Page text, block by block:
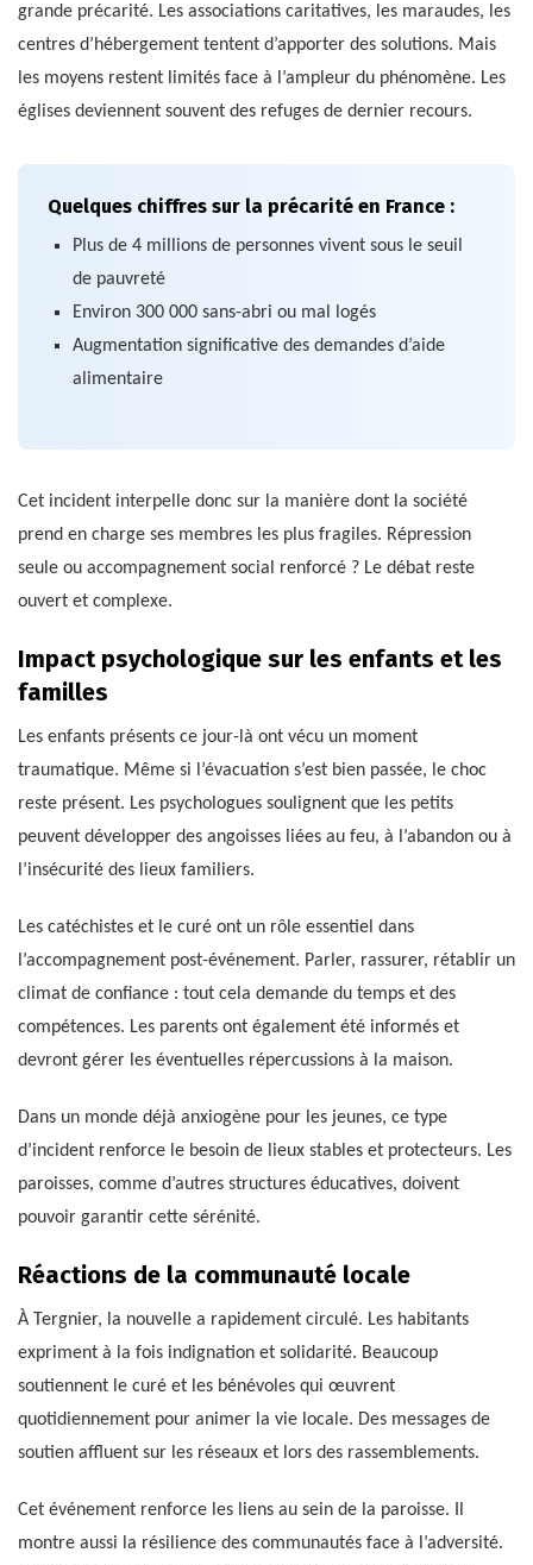
grande précarité. Les associations caritatives, les maraudes, les
centres d’hébergement tentent d’apporter des solutions. Mais
les moyens restent limités face à l’ampleur du phénomène. Les
églises deviennent souvent des refuges de dernier recours.
Quelques chiffres sur la précarité en France :
Plus de 4 millions de personnes vivent sous le seuil
de pauvreté
Environ 300 000 sans-abri ou mal logés
Augmentation significative des demandes d’aide
alimentaire
Cet incident interpelle donc sur la manière dont la société
prend en charge ses membres les plus fragiles. Répression
seule ou accompagnement social renforcé ? Le débat reste
ouvert et complexe.
Impact psychologique sur les enfants et les
familles
Les enfants présents ce jour-là ont vécu un moment
traumatique. Même si l’évacuation s’est bien passée, le choc
reste présent. Les psychologues soulignent que les petits
peuvent développer des angoisses liées au feu, à l’abandon ou à
l’insécurité des lieux familiers.
Les catéchistes et le curé ont un rôle essentiel dans
l’accompagnement post-événement. Parler, rassurer, rétablir un
climat de confiance : tout cela demande du temps et des
compétences. Les parents ont également été informés et
devront gérer les éventuelles répercussions à la maison.
Dans un monde déjà anxiogène pour les jeunes, ce type
d’incident renforce le besoin de lieux stables et protecteurs. Les
paroisses, comme d’autres structures éducatives, doivent
pouvoir garantir cette sérénité.
Réactions de la communauté locale
À Tergnier, la nouvelle a rapidement circulé. Les habitants
expriment à la fois indignation et solidarité. Beaucoup
soutiennent le curé et les bénévoles qui œuvrent
quotidiennement pour animer la vie locale. Des messages de
soutien affluent sur les réseaux et lors des rassemblements.
Cet événement renforce les liens au sein de la paroisse. Il
montre aussi la résilience des communautés face à l’adversité.